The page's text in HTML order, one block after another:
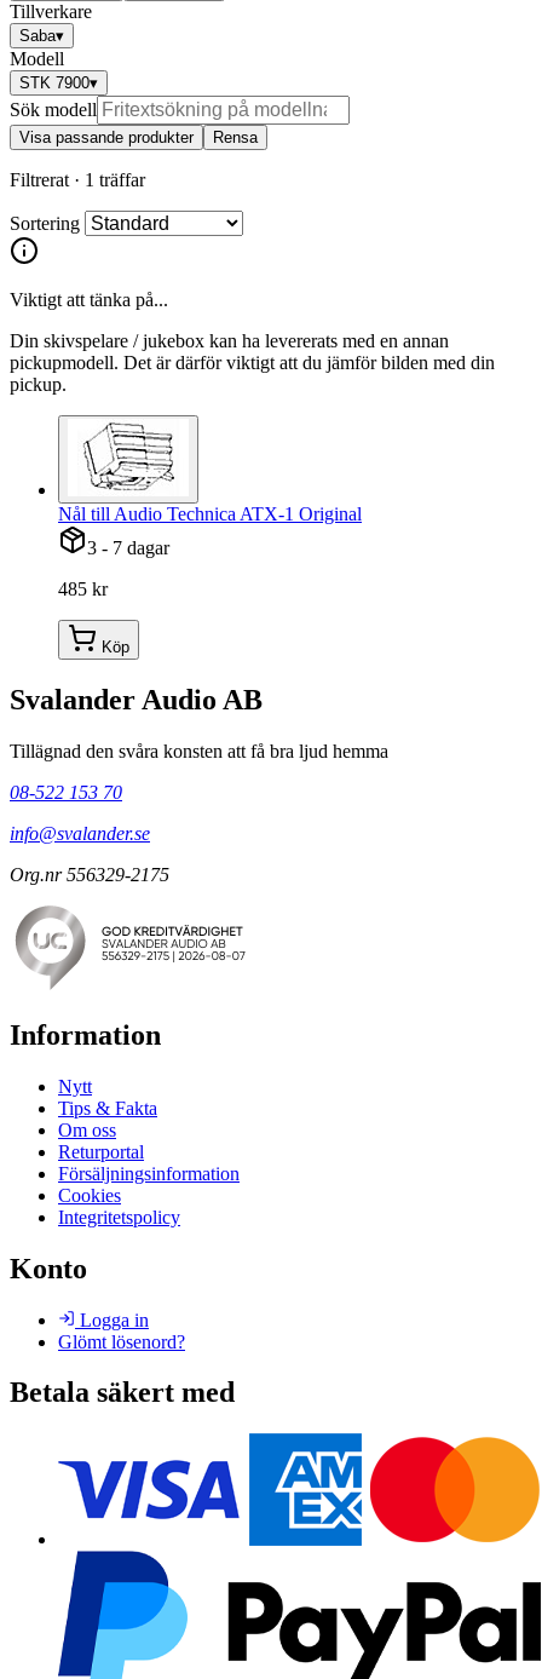
Tillverkare
Saba▾
Modell
STK 7900▾
Sök modell
Visa passande produkter Rensa
Filtrerat · 1 träffar
Sortering
Viktigt att tänka på...
Din skivspelare / jukebox kan ha levererats med en annan
pickupmodell. Det är därför viktigt att du jämför bilden med din
pickup.
Nål till Audio Technica ATX-1 Original
3 - 7 dagar
485 kr
Köp
Svalander Audio AB
Tillägnad den svåra konsten att få bra ljud hemma
08-522 153 70
info@svalander.se
Org.nr 556329-2175
Information
Nytt
Tips & Fakta
Om oss
Returportal
Försäljningsinformation
Cookies
Integritetspolicy
Konto
Logga in
Glömt lösenord?
Betala säkert med